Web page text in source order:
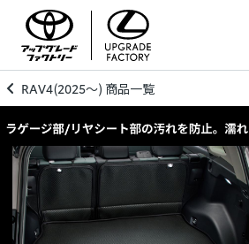
RAV4(2025～) 商品一覧